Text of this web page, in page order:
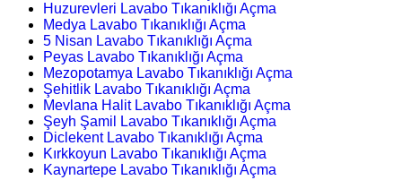
Huzurevleri Lavabo Tıkanıklığı Açma
Medya Lavabo Tıkanıklığı Açma
5 Nisan Lavabo Tıkanıklığı Açma
Peyas Lavabo Tıkanıklığı Açma
Mezopotamya Lavabo Tıkanıklığı Açma
Şehitlik Lavabo Tıkanıklığı Açma
Mevlana Halit Lavabo Tıkanıklığı Açma
Şeyh Şamil Lavabo Tıkanıklığı Açma
Diclekent Lavabo Tıkanıklığı Açma
Kırkkoyun Lavabo Tıkanıklığı Açma
Kaynartepe Lavabo Tıkanıklığı Açma